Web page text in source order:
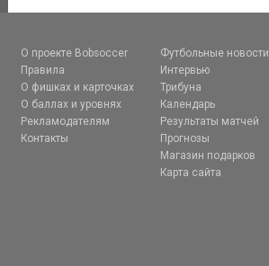
О проекте Bobsoccer
Правила
О фишках и карточках
О баллах и уровнях
Рекламодателям
Контакты
Футбольные новости
Интервью
Трибуна
Календарь
Результаты матчей
Прогнозы
Магазин подарков
Карта сайта